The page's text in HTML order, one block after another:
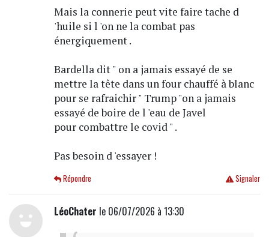
Mais la connerie peut vite faire tache d
'huile si l 'on ne la combat pas
énergiquement .
Bardella dit " on a jamais essayé de se
mettre la tête dans un four chauffé à blanc
pour se rafraichir " Trump "on a jamais
essayé de boire de l 'eau de Javel
pour combattre le covid " .
Pas besoin d 'essayer !
Signaler
Répondre
LéoChater le 06/07/2026 à 13:30